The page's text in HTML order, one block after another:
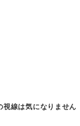
視線は気になりません